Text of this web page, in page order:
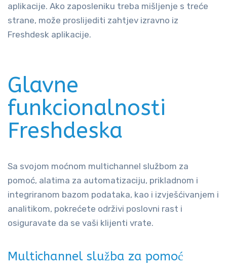
aplikacije. Ako zaposleniku treba mišljenje s treće
strane, može proslijediti zahtjev izravno iz
Freshdesk aplikacije.
Glavne
funkcionalnosti
Freshdeska
Sa svojom moćnom multichannel službom za
pomoć, alatima za automatizaciju, prikladnom i
integriranom bazom podataka, kao i izvješćivanjem i
analitikom, pokrećete održivi poslovni rast i
osiguravate da se vaši klijenti vrate.
Multichannel služba za pomoć